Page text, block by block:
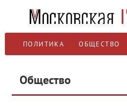
ПОЛИТИКА ОБЩЕСТВО
Общество